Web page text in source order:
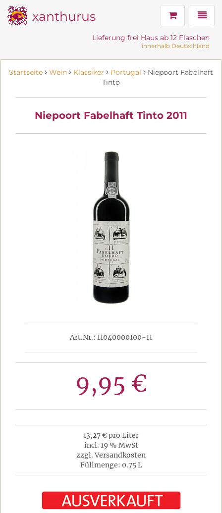
xanthurus
Lieferung frei Haus ab 12 Flaschen
innerhalb Deutschland
Startseite Wein Klassiker Portugal
Niepoort Fabelhaft
Tinto
Niepoort Fabelhaft Tinto 2011
Art.Nr.: 11040000100-11
9,95 €
13,27 € pro Liter
incl. 19 % MwSt
zzgl. Versandkosten
Füllmenge: 0.75 L